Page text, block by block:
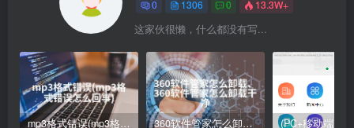
0 1306 0 13.3W+
这家伙很懒，什么都没有写...
mp3格式错误(mp3格式错误怎么回事) 360软件管家怎么卸载、360软件管家怎么卸载干净